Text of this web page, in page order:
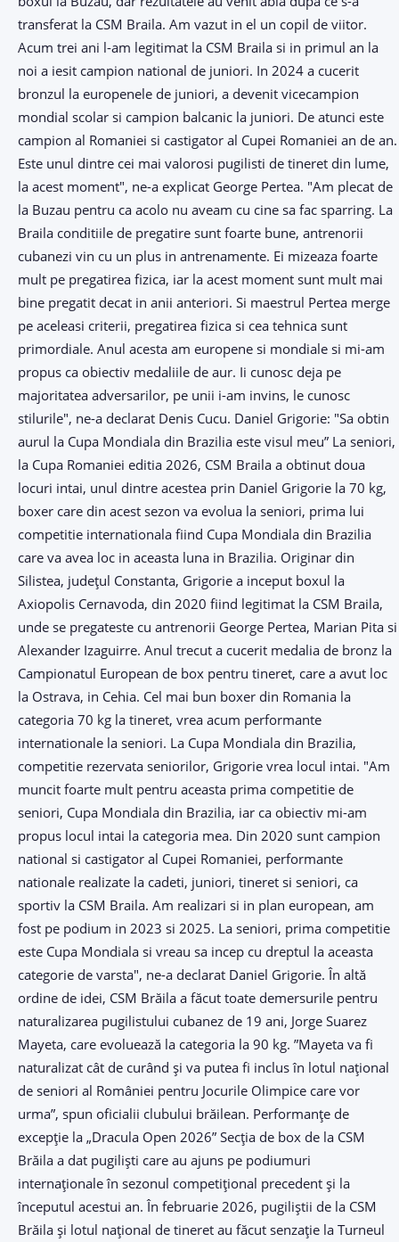
transferat la CSM Braila. Am vazut in el un copil de viitor.
Acum trei ani l-am legitimat la CSM Braila si in primul an la
noi a iesit campion national de juniori. In 2024 a cucerit
bronzul la europenele de juniori, a devenit vicecampion
mondial scolar si campion balcanic la juniori. De atunci este
campion al Romaniei si castigator al Cupei Romaniei an de an.
Este unul dintre cei mai valorosi pugilisti de tineret din lume,
la acest moment", ne-a explicat George Pertea. "Am plecat de
la Buzau pentru ca acolo nu aveam cu cine sa fac sparring. La
Braila conditiile de pregatire sunt foarte bune, antrenorii
cubanezi vin cu un plus in antrenamente. Ei mizeaza foarte
mult pe pregatirea fizica, iar la acest moment sunt mult mai
bine pregatit decat in anii anteriori. Si maestrul Pertea merge
pe aceleasi criterii, pregatirea fizica si cea tehnica sunt
primordiale. Anul acesta am europene si mondiale si mi-am
propus ca obiectiv medaliile de aur. Ii cunosc deja pe
majoritatea adversarilor, pe unii i-am invins, le cunosc
stilurile", ne-a declarat Denis Cucu. Daniel Grigorie: "Sa obtin
aurul la Cupa Mondiala din Brazilia este visul meu” La seniori,
la Cupa Romaniei editia 2026, CSM Braila a obtinut doua
locuri intai, unul dintre acestea prin Daniel Grigorie la 70 kg,
boxer care din acest sezon va evolua la seniori, prima lui
competitie internationala fiind Cupa Mondiala din Brazilia
care va avea loc in aceasta luna in Brazilia. Originar din
Silistea, județul Constanta, Grigorie a inceput boxul la
Axiopolis Cernavoda, din 2020 fiind legitimat la CSM Braila,
unde se pregateste cu antrenorii George Pertea, Marian Pita si
Alexander Izaguirre. Anul trecut a cucerit medalia de bronz la
Campionatul European de box pentru tineret, care a avut loc
la Ostrava, in Cehia. Cel mai bun boxer din Romania la
categoria 70 kg la tineret, vrea acum performante
internationale la seniori. La Cupa Mondiala din Brazilia,
competitie rezervata seniorilor, Grigorie vrea locul intai. "Am
muncit foarte mult pentru aceasta prima competitie de
seniori, Cupa Mondiala din Brazilia, iar ca obiectiv mi-am
propus locul intai la categoria mea. Din 2020 sunt campion
national si castigator al Cupei Romaniei, performante
nationale realizate la cadeti, juniori, tineret si seniori, ca
sportiv la CSM Braila. Am realizari si in plan european, am
fost pe podium in 2023 si 2025. La seniori, prima competitie
este Cupa Mondiala si vreau sa incep cu dreptul la aceasta
categorie de varsta", ne-a declarat Daniel Grigorie. În altă
ordine de idei, CSM Brăila a făcut toate demersurile pentru
naturalizarea pugilistului cubanez de 19 ani, Jorge Suarez
Mayeta, care evoluează la categoria la 90 kg. ”Mayeta va fi
naturalizat cât de curând și va putea fi inclus în lotul național
de seniori al României pentru Jocurile Olimpice care vor
urma”, spun oficialii clubului brăilean. Performanțe de
excepție la „Dracula Open 2026” Secția de box de la CSM
Brăila a dat pugiliști care au ajuns pe podiumuri
internaționale în sezonul competițional precedent și la
începutul acestui an. În februarie 2026, pugiliștii de la CSM
Brăila și lotul național de tineret au făcut senzație la Turneul